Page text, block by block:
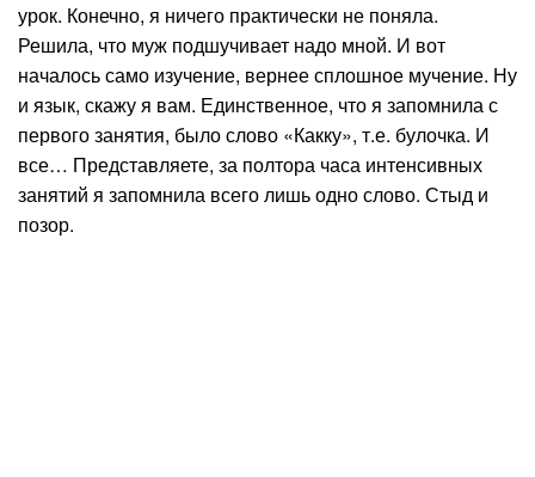
урок. Конечно, я ничего практически не поняла.
Решила, что муж подшучивает надо мной. И вот
началось само изучение, вернее сплошное мучение. Ну
и язык, скажу я вам. Единственное, что я запомнила с
первого занятия, было слово «Какку», т.е. булочка. И
все… Представляете, за полтора часа интенсивных
занятий я запомнила всего лишь одно слово. Стыд и
позор.